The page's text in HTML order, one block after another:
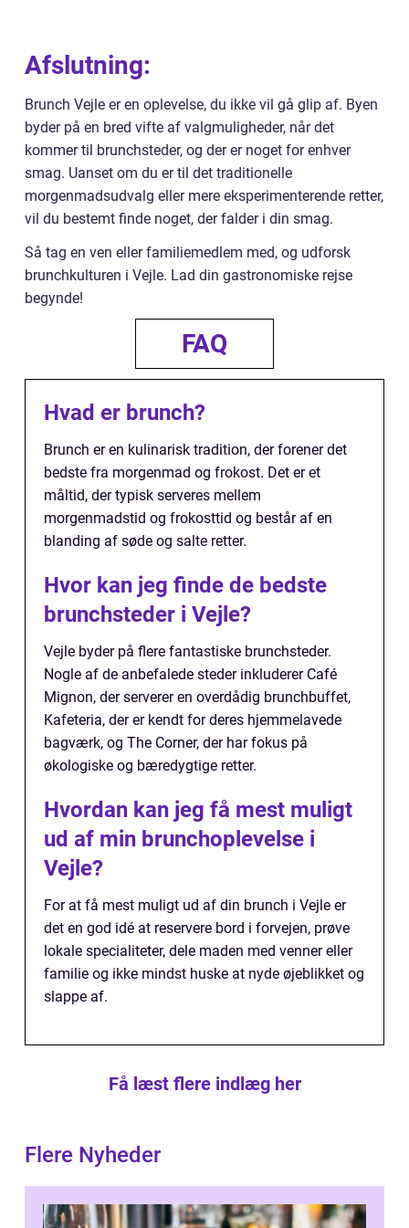
Afslutning:
Brunch Vejle er en oplevelse, du ikke vil gå glip af. Byen
byder på en bred vifte af valgmuligheder, når det
kommer til brunchsteder, og der er noget for enhver
smag. Uanset om du er til det traditionelle
morgenmadsudvalg eller mere eksperimenterende retter,
vil du bestemt finde noget, der falder i din smag.
Så tag en ven eller familiemedlem med, og udforsk
brunchkulturen i Vejle. Lad din gastronomiske rejse
begynde!
FAQ
Hvad er brunch?
Brunch er en kulinarisk tradition, der forener det
bedste fra morgenmad og frokost. Det er et
måltid, der typisk serveres mellem
morgenmadstid og frokosttid og består af en
blanding af søde og salte retter.
Hvor kan jeg finde de bedste
brunchsteder i Vejle?
Vejle byder på flere fantastiske brunchsteder.
Nogle af de anbefalede steder inkluderer Café
Mignon, der serverer en overdådig brunchbuffet,
Kafeteria, der er kendt for deres hjemmelavede
bagværk, og The Corner, der har fokus på
økologiske og bæredygtige retter.
Hvordan kan jeg få mest muligt
ud af min brunchoplevelse i
Vejle?
For at få mest muligt ud af din brunch i Vejle er
det en god idé at reservere bord i forvejen, prøve
lokale specialiteter, dele maden med venner eller
familie og ikke mindst huske at nyde øjeblikket og
slappe af.
Få læst flere indlæg her
Flere Nyheder